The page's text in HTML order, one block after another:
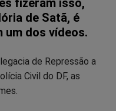
de Satã, é
um dos vídeos.
de Repressão a
Civil do DF, as